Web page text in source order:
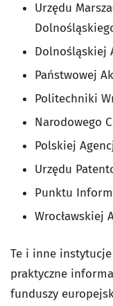
Urzędu
Dolnośląskiej
Państwowej
Politechniki
Narodowego
Polskiej
Urzędu
Punktu
Wrocławskiej
Te i inne
praktyczne
funduszy